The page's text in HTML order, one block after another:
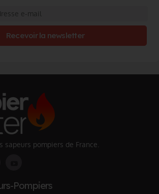
Recevoir la newsletter
sapeurs pompiers de France.
Pompiers